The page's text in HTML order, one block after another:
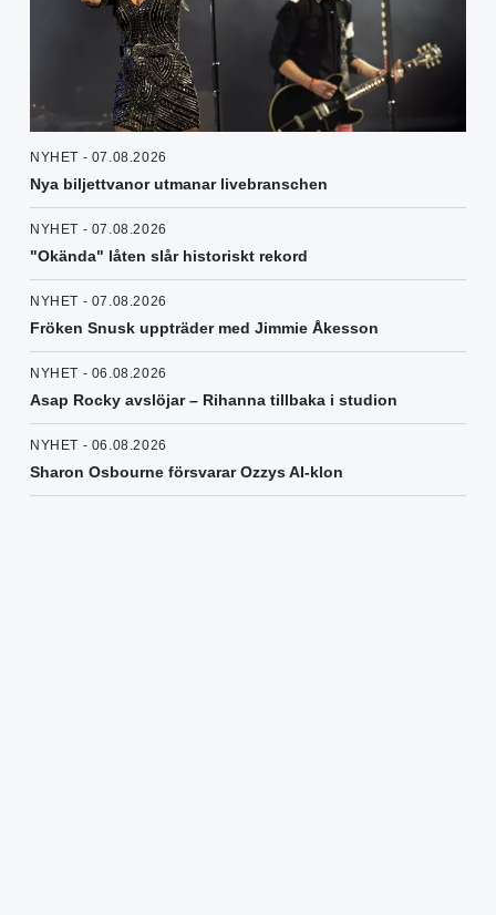
NYHET - 07.08.2026
Nya biljettvanor utmanar livebranschen
NYHET - 07.08.2026
"Okända" låten slår historiskt rekord
NYHET - 07.08.2026
Fröken Snusk uppträder med Jimmie Åkesson
NYHET - 06.08.2026
Asap Rocky avslöjar – Rihanna tillbaka i studion
NYHET - 06.08.2026
Sharon Osbourne försvarar Ozzys AI-klon